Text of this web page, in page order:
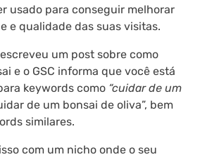
usado para conseguir melhorar
e qualidade das suas visitas.
um post sobre como
e o GSC informa que você está
keywords como “cuidar de um
de um bonsai de oliva”, bem
similares.
com um nicho onde o seu